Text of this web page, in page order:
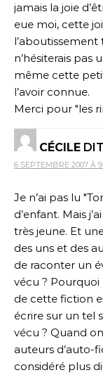
jamais la joie
eue moi, cette
n’hésiterais pas
même cette
l’avoir connue.
Merci pour "les
CÉCILE
6 SEPTEMBRE 2007 À
Je n’ai pas lu
d’enfant. Mais
très jeune. Et
des uns et des
de raconter un
vécu ?
de cette fiction
écrire sur un tel
vécu ? Quand
auteurs d’auto-
considéré plus